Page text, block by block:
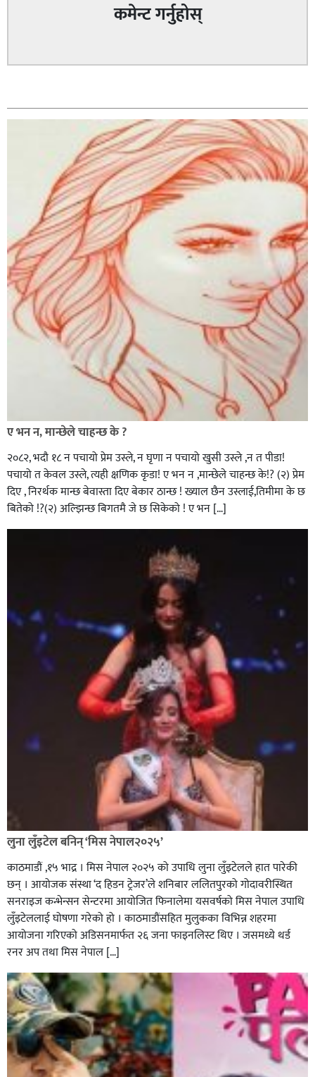
कमेन्ट गर्नुहोस्
ए भन न, मान्छेले चाहन्छ के ?
२०८२, भदाै १८ न पचायो प्रेम उस्ले, न घृणा न पचायो खुसी उस्ले ,न त पीडा!
पचायो त केवल उस्ले, त्यही क्षणिक कृडा! ए भन न ,मान्छेले चाहन्छ के!? (२) प्रेम
दिए , निरर्थक मान्छ बेवास्ता दिए बेकार ठान्छ ! ख्याल छैन उस्लाई,तिमीमा के छ
बितेको !?(२) अल्झिन्छ बिगतमै जे छ सिकेको ! ए भन […]
लुना लुँइटेल बनिन् ‘मिस नेपाल२०२५’
काठमाडौं ,१५ भाद्र । मिस नेपाल २०२५ को उपाधि लुना लुँइटेलले हात पारेकी
छन् । आयोजक संस्था ‘द हिडन ट्रेजर’ले शनिबार ललितपुरको गोदावरीस्थित
सनराइज कन्भेन्सन सेन्टरमा आयोजित फिनालेमा यसवर्षको मिस नेपाल उपाधि
लुँइटेललाई घोषणा गरेको हो । काठमाडौंसहित मुलुकका विभिन्न शहरमा
आयोजना गरिएको अडिसनमार्फत २६ जना फाइनलिस्ट थिए । जसमध्ये थर्ड
रनर अप तथा मिस नेपाल […]